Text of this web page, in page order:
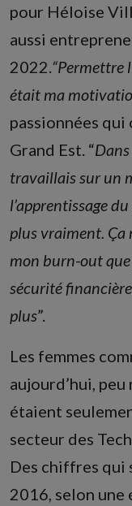
pour Héloise
aussi
2022.“Permettre
était ma
passionnées
Grand Est. “
travaillais sur un
l’apprentissage
plus vraiment. Ça
mon burn-out
sécurité
plus”.
Les femmes
aujourd’hui,
étaient
secteur des
Des chiffres qui
2016, selon une